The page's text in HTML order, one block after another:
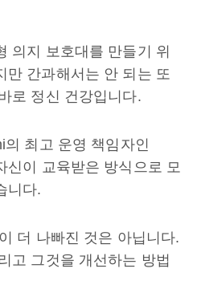
의지 보호대를 만들기 위
만 간과해서는 안 되는 또
로 정신 건강입니다.
최고 운영 책임자인
신이 교육받은 방식으로 모
니다.
더 나빠진 것은 아닙니다.
고 그것을 개선하는 방법